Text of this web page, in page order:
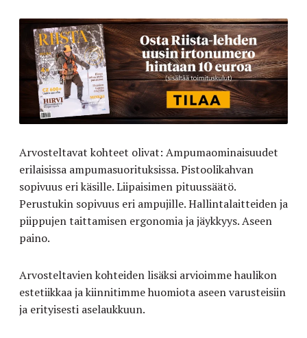
Arvosteltavat kohteet olivat: Ampumaominaisuudet
erilaisissa ampumasuorituksissa. Pistoolikahvan
sopivuus eri käsille. Liipaisimen pituussäätö.
Perustukin sopivuus eri ampujille. Hallintalaitteiden ja
piippujen taittamisen ergonomia ja jäykkyys. Aseen
paino.
Arvosteltavien kohteiden lisäksi arvioimme haulikon
estetiikkaa ja kiinnitimme huomiota aseen varusteisiin
ja erityisesti aselaukkuun.